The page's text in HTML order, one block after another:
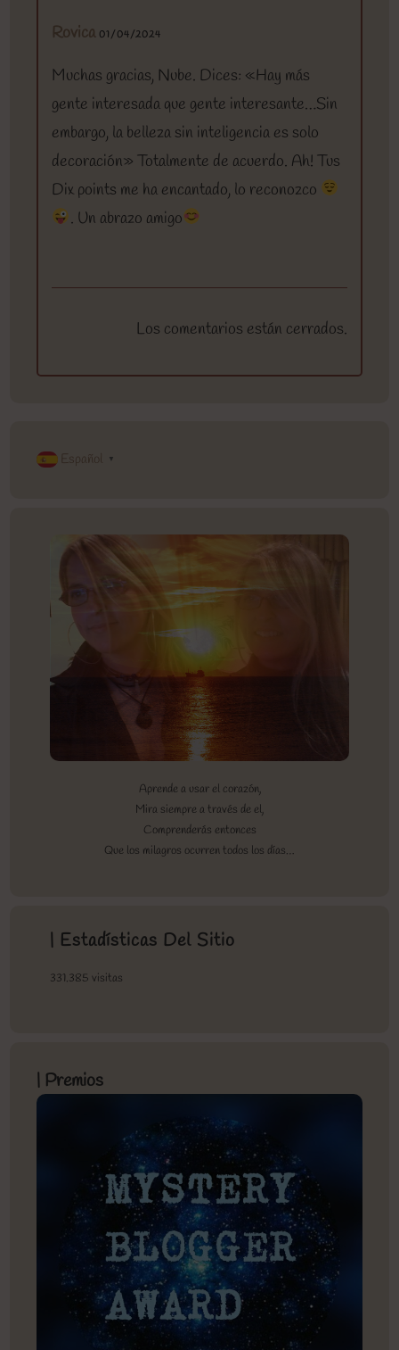
Rovica 01/04/2024
Muchas gracias, Nube. Dices: «Hay más
gente interesada que gente interesante…Sin
embargo, la belleza sin inteligencia es solo
decoración» Totalmente de acuerdo. Ah! Tus
Dix points me ha encantado, lo reconozco
. Un abrazo amigo
Los comentarios están cerrados.
Español ▼
Aprende a usar el corazón,
Mira siempre a través de el,
Comprenderás entonces
Que los milagros ocurren todos los días…
| Estadísticas Del Sitio
331.385 visitas
| Premios